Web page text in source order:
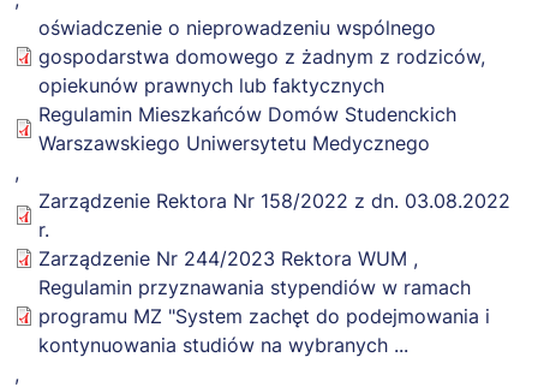
OTHER LIABILITY,
WHETHER IN AN
ACTION OF
CONTRACT, TORT
OR OTHERWISE,
OF OR IN
THE SOFTWARE OR
THE USE OR OTHER
DEALINGS IN THE
SOFTWARE.
oświadczenie o nieprowadzeniu wspólnego
gospodarstwa domowego z żadnym z rodziców,
opiekunów prawnych lub faktycznych
Regulamin Mieszkańców Domów Studenckich
Warszawskiego Uniwersytetu Medycznego
,
Zarządzenie Rektora Nr 158/2022 z dn. 03.08.2022
r.
Zarządzenie Nr 244/2023 Rektora WUM ,
Regulamin przyznawania stypendiów w ramach
programu MZ "System zachęt do podejmowania i
kontynuowania studiów na wybranych ...
,